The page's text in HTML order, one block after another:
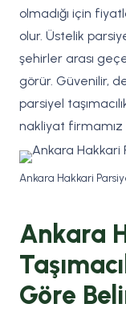
olmadığı için
olur. Üstelik
şehirler arası
görür. Güvenilir,
parsiyel
nakliyat firmamız
Ankara Hakkari
Ankara
Göre